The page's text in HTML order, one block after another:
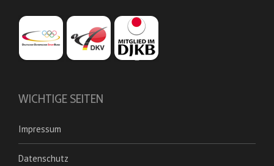
WICHTIGE SEITEN
Impressum
Datenschutz